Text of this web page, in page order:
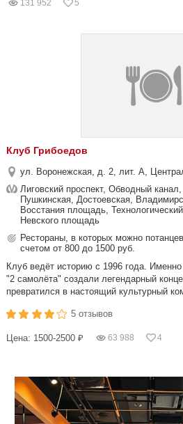
131 952 5
Клуб Грибоедов
ул. Воронежская, д. 2, лит. А,
Лиговский проспект, Обводный
Пушкинская, Достоевская,
Восстания площадь,
Невского площадь
Рестораны, в которых можно
счетом от 800 до 1500 руб.
Клуб ведёт историю с 1996 года.
"2 самолёта" создали легендарный
превратился в настоящий культурный
5 отзывов
Цена: 1500-2500 ₽ 63 988 4